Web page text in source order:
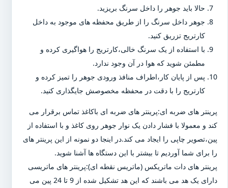
حالا باید جوهر را داخل سرنگ بریزید.
جوهر داخل سرنگ را از طریق محفظه های موجود به داخل
کارتریج تزریق کنید.
با استفاده از یک سرنگ خالی،کارتریج را هواگیری کرده و
مطمئن شوید که هوا در آن وجود ندارد.
پس از پایان کار،اطراف منافذ ورودی جوهر را تمیز کرده و
کارتریج را با دقت در محفظه مخصوصش جایگذاری کنید.
پرینتر های ضربه ای:پرینتر های ضربه ای باکاغذ تماس برقرار می
کند و معمولا با فشار دادن یک نوار جوهر روی کاغذ و با استفاده از
پین،تصویر چاپی را ایجاد می کند.در اینجا دو نمونه از این پرینتر های
را برای شما آوردیم تا بیشتر با این دستگاه ها آشنا شوید.
پرینتر های دات ماتریکس (ماتریس نقطه ای):پرینتر های ماتریسی
دارای یک هد می باشند که این هد تشکیل شده از 9 تا 24 پین می